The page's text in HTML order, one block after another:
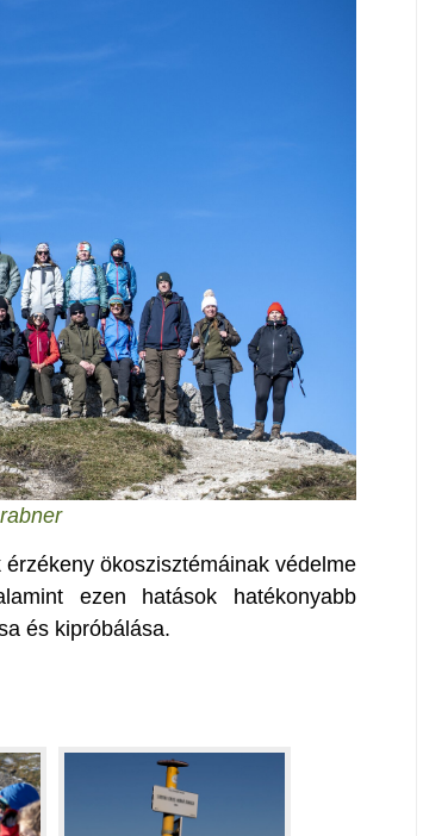
ökoszisztémáinak védelme
ezen hatások hatékonyabb
és kipróbálása.